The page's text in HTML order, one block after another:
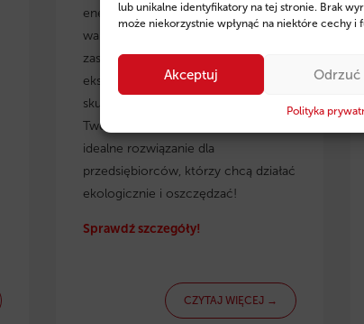
lub unikalne identyfikatory na tej stronie. Brak
może niekorzystnie wpłynąć na niektóre cechy i
Akceptuj Odrzuć
Polityka
energooszczędnego sprzętu. Poznaj
warunki finansowania, przykłady
zastosowań oraz sprawdź, jak
eksperci Fintaxis mogą pomóc Ci
skutecznie zdobyć środki na rozwój
Twojej firmy. Eko pożyczka to
idealne rozwiązanie dla
przedsiębiorców, którzy chcą działać
ekologicznie i oszczędzać!
Sprawdź szczegóły!
CZYTAJ WIĘCEJ →